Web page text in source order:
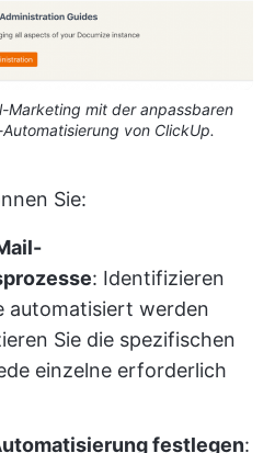
Marketing mit der anpassbaren
von ClickUp.
Sie:
: Identifizieren
automatisiert werden
Sie die spezifischen
einzelne erforderlich
festlegen: